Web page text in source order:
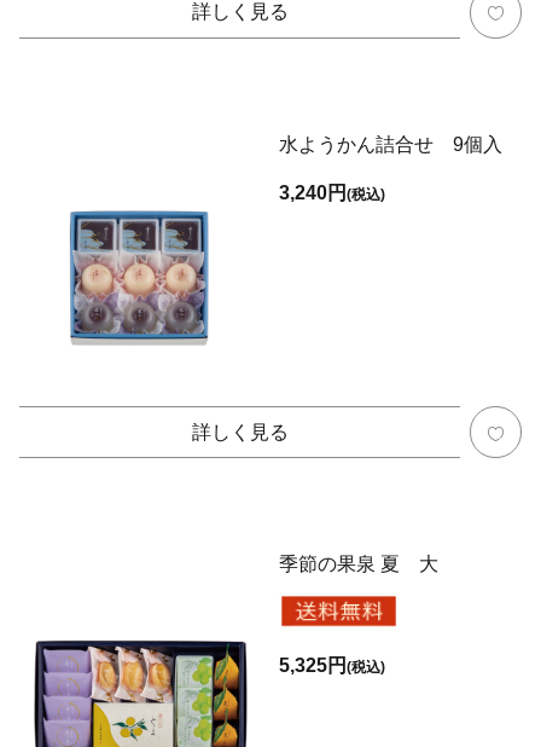
詳しく見る
水ようかん詰合せ 9個入
3,240円(税込)
詳しく見る
季節の果泉 夏 大
5,325円(税込)